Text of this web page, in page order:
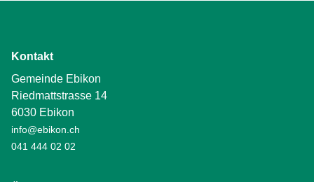
Kontakt
Gemeinde Ebikon
Riedmattstrasse 14
6030 Ebikon
info@ebikon.ch
041 444 02 02